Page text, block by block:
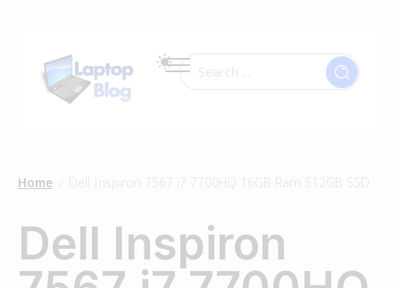
Home Dell Inspiron 7567 i7 7700HQ 16GB Ram 512GB SSD
Dell Inspiron